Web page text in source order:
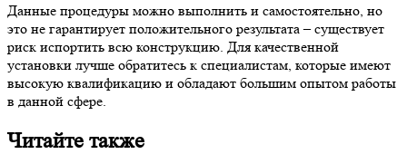
Данные процедуры можно выполнить и самостоятельно, но
это не гарантирует положительного результата – существует
риск испортить всю конструкцию. Для качественной
установки лучше обратитесь к специалистам, которые имеют
высокую квалификацию и обладают большим опытом работы
в данной сфере.
Читайте также